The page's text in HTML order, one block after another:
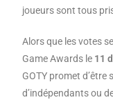
joueurs sont tous
Alors que les votes
Game Awards le 11
GOTY promet d’être
d’indépendants ou